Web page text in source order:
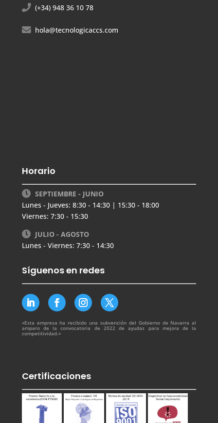
(+34) 948 36 10 78
hola@tecnologicaccs.com
Horario
SEPTIEMBRE - JUNIO
Lunes - Jueves: 8:30 - 14:30 | 15:30 - 18:00
Viernes: 7:30 - 15:30
JULIO - AGOSTO
Lunes - Viernes: 7:30 - 14:30
Síguenos en redes
«Esta empresa ha recibido una subvención del Gobierno de Navarra al
amparo de la convocatoria de 2022 de ayudas para mejora de la
competitividad.»
Certificaciones